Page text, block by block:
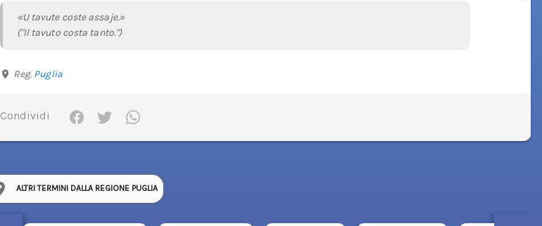
«U tavute coste assaje.»
("Il tavuto costa tanto.")
Reg. Puglia
Condividi
ALTRI TERMINI DALLA REGIONE PUGLIA